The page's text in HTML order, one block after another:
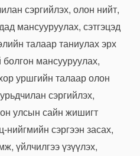
сэргийлэх, олон нийт,
мансууруулах, сэтгэцэд
талаар таниулах эрх
мансууруулах,
уршгийн талаар олон
сэргийлэх,
улсын сайн жишигт
нийгмийн сэргээн засах,
үйлчилгээ үзүүлэх,